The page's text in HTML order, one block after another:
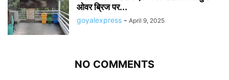
ओवर ब्रिज पर...
goyalexpress - April 9, 2025
NO COMMENTS